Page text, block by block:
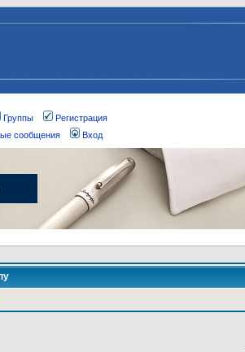
Группы
Регистрация
сообщения Вход